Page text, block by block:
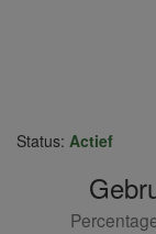
Status: Actief